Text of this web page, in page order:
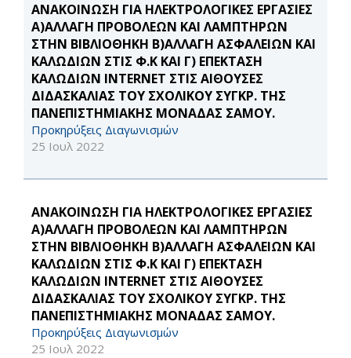
ΑΝΑΚΟΙΝΩΣΗ ΓΙΑ ΗΛΕΚΤΡΟΛΟΓΙΚΕΣ ΕΡΓΑΣΙΕΣ
Α)ΑΛΛΑΓΗ ΠΡΟΒΟΛΕΩΝ ΚΑΙ ΛΑΜΠΤΗΡΩΝ
ΣΤΗΝ ΒΙΒΛΙΟΘΗΚΗ Β)ΑΛΛΑΓΗ ΑΣΦΑΛΕΙΩΝ ΚΑΙ
ΚΑΛΩΔΙΩΝ ΣΤΙΣ Φ.Κ ΚΑΙ Γ) ΕΠΕΚΤΑΣΗ
ΚΑΛΩΔΙΩΝ INTERNET ΣΤΙΣ ΑΙΘΟΥΣΕΣ
ΔΙΔΑΣΚΑΛΙΑΣ ΤΟΥ ΣΧΟΛΙΚΟΥ ΣΥΓΚΡ. ΤΗΣ
ΠΑΝΕΠΙΣΤΗΜΙΑΚΗΣ ΜΟΝΑΔΑΣ ΣΑΜΟΥ.
Προκηρύξεις Διαγωνισμών
25 Ιουλ 2022
ΑΝΑΚΟΙΝΩΣΗ ΓΙΑ ΗΛΕΚΤΡΟΛΟΓΙΚΕΣ ΕΡΓΑΣΙΕΣ
Α)ΑΛΛΑΓΗ ΠΡΟΒΟΛΕΩΝ ΚΑΙ ΛΑΜΠΤΗΡΩΝ
ΣΤΗΝ ΒΙΒΛΙΟΘΗΚΗ Β)ΑΛΛΑΓΗ ΑΣΦΑΛΕΙΩΝ ΚΑΙ
ΚΑΛΩΔΙΩΝ ΣΤΙΣ Φ.Κ ΚΑΙ Γ) ΕΠΕΚΤΑΣΗ
ΚΑΛΩΔΙΩΝ INTERNET ΣΤΙΣ ΑΙΘΟΥΣΕΣ
ΔΙΔΑΣΚΑΛΙΑΣ ΤΟΥ ΣΧΟΛΙΚΟΥ ΣΥΓΚΡ. ΤΗΣ
ΠΑΝΕΠΙΣΤΗΜΙΑΚΗΣ ΜΟΝΑΔΑΣ ΣΑΜΟΥ.
Προκηρύξεις Διαγωνισμών
25 Ιουλ 2022